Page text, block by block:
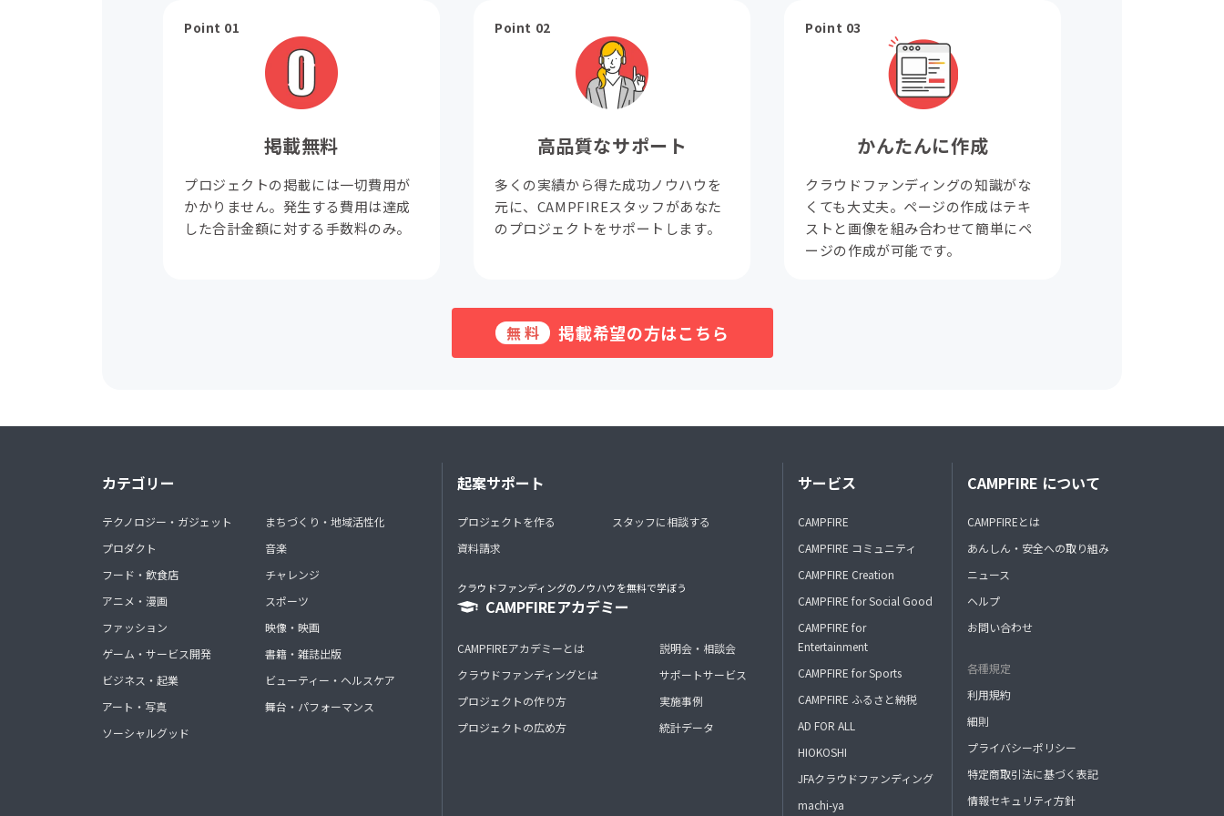
Point 01
掲載無料
プロジェクトの掲載には一切費用が
かかりません。発生する費用は達成
した合計金額に対する手数料のみ。
Point 02
高品質なサポート
多くの実績から得た成功ノウハウを
元に、CAMPFIREスタッフがあなた
のプロジェクトをサポートします。
Point 03
かんたんに作成
クラウドファンディングの知識がな
くても大丈夫。ページの作成はテキ
ストと画像を組み合わせて簡単にペ
ージの作成が可能です。
無料 掲載希望の方はこちら
カテゴリー
テクノロジー・ガジェット
プロダクト
フード・飲食店
アニメ・漫画
ファッション
ゲーム・サービス開発
ビジネス・起業
アート・写真
ソーシャルグッド
まちづくり・地域活性化
音楽
チャレンジ
スポーツ
映像・映画
書籍・雑誌出版
ビューティー・ヘルスケア
舞台・パフォーマンス
起案サポート
プロジェクトを作る
資料請求
スタッフに相談する
クラウドファンディングのノウハウを無料で学ぼう
CAMPFIREアカデミー
CAMPFIREアカデミーとは
クラウドファンディングとは
プロジェクトの作り方
プロジェクトの広め方
説明会・相談会
サポートサービス
実施事例
統計データ
サービス
CAMPFIRE
CAMPFIRE コミュニティ
CAMPFIRE Creation
CAMPFIRE for Social Good
CAMPFIRE for
Entertainment
CAMPFIRE for Sports
CAMPFIRE ふるさと納税
AD FOR ALL
HIOKOSHI
JFAクラウドファンディング
machi-ya
CAMPFIRE について
CAMPFIREとは
あんしん・安全への取り組み
ニュース
ヘルプ
お問い合わせ
各種規定
利用規約
細則
プライバシーポリシー
特定商取引法に基づく表記
情報セキュリティ方針